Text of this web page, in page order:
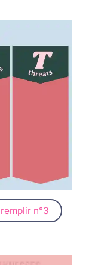
n°3